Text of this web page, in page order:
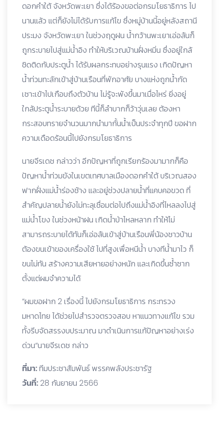
ดอกคำใต้ จังหวัดพะเยา ซึ่งได้ร้องขอต่อกรมโยธาธิการ ไป
นานแล้ว แต่ก็ยังไม่ได้รับการแก้ไข ซึ่งหมู่บ้านนี้อยู่หลังสถานี
ประมง จังหวัดพะเยา ในช่วงฤดูฝน น้ำกว้านพะเยาเอ่อล้นก็
ถูกระบายไปสู่แม่น้ำอิง ทำให้บริเวณบ้านฝั่งหมิ่น ซึ่งอยู่ใกล้
ชิดติดกับประตูน้ำ ได้รับผลกระทบอย่างรุนแรง เกิดปัญหา
น้ำท่วมทะลักเข้าสู่บ้านเรือนที่พักอาศัย บางแห่งถูกน้ำกัด
เซาะเข้าไปเกือบถึงตัวบ้าน ไม่รู้จะพังขึ้นมาเมื่อไหร่ ยิ่งอยู่
ใกล้ประตูน้ำระบายด้วย ทีนี้ก็ลำบากก็ว้าวุ่นเลย ต้องหา
กระสอบทรายจำนวนมากนำมากั้นน้ำเป็นประจำทุกปี ขอฝาก
ความเดือดร้อนนี้ไปยังกรมโยธาธิการ
นายจีรเดช กล่าวว่า อีกปัญหาที่ถูกเรียกร้องมามากก็คือ
ปัญหาน้ำท่วมขังในเขตเทศบาลเมืองดอกคำใต้ บริเวณสอง
ฟากฝั่งแม่น้ำร่องช้าง และอยู่ช่วงปลายน้ำที่แคบคอขวด ที่
สำคัญปลายน้ำยังไม่ทะลุเชื่อมต่อไปถึงแม่น้ำอิงที่ไหลลงไปสู่
แม่น้ำโขง ในช่วงหน้าฝน เกิดน้ำป่าไหลหลาก ทำให้ไม่
สามารถระบายได้ทันก็เอ่อล้นเข้าสู่บ้านเรือนพี่น้องชาวบ้าน
ต้องขนเข้าของเครื่องใช้ ไปที่สูงเพื่อหนีน้ำ บางทีน้ำมาไว ก็
ขนไม่ทัน สร้างความเสียหายอย่างหนัก และเกิดขึ้นซ้ำซาก
ตั้งแต่ผมจำความได้
”ผมขอฝาก 2 เรื่องนี้ ไปยังกรมโยธาธิการ กระทรวง
มหาดไทย ได้ช่วยไปสำรวจตรวจสอบ หาแนวทางแก้ไข รวม
ทั้งรีบจัดสรรงบประมาณ มาดำเนินการแก้ปัญหาอย่างเร่ง
ด่วน“นายจีรเดช กล่าว
ที่มา:ทีมประชาสัมพันธ์ พรรคพลังประชารัฐ
วันที่: 28 กันยายน 2566